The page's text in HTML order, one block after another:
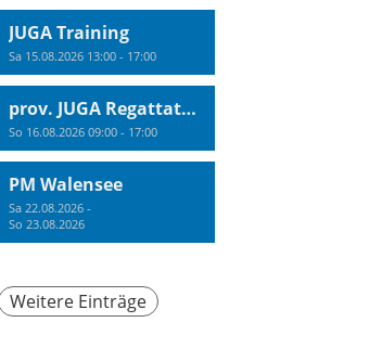
JUGA Training
Sa 15.08.2026 13:00 - 17:00
prov. JUGA Regattatraining
So 16.08.2026 09:00 - 17:00
PM Walensee
Sa 22.08.2026 -
So 23.08.2026
Weitere Einträge